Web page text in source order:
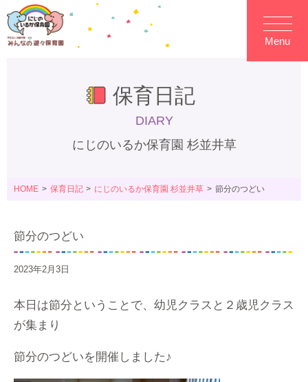
Menu
保育日記
DIARY
にじのいるか保育園 杉並井草
HOME 保育日記 にじのいるか保育園 杉並井草 節分のつどい
節分のつどい
2023年2月3日
本日は節分ということで、幼児クラスと２歳児クラス
が集まり
節分のつどいを開催しました♪